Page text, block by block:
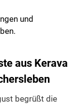
und
aus Kerava
begrüßt die